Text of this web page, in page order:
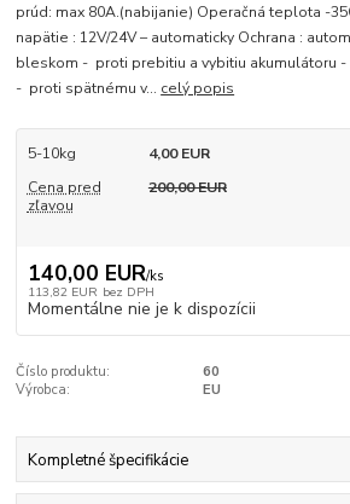
prúd: max 80A.(nabijanie) Operačná teplota -
napätie : 12V/24V – automaticky Ochrana :
bleskom - proti prebitiu a vybitiu akumulátoru
- proti spätnému v... celý popis
5-10kg
4,00 EUR
Cena pred
zľavou
200,00 EUR
140,00 EUR/ks
113,82 EUR bez DPH
Momentálne nie je k dispozícii
Číslo produktu:
60
Výrobca:
EU
Kompletné špecifikácie